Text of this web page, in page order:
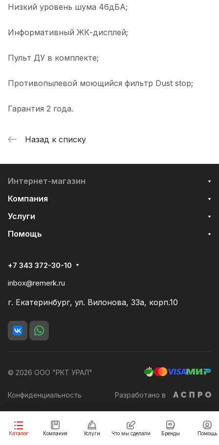
Заказать
Низкий уровень шума 46дБА;
Информативный ЖК-дисплей;
Пульт ДУ в комплекте;
Противопылевой моющийся фильтр Dust stop;
Гарантия 2 года.
Назад к списку
Каталог Компания Услуги Что мы сделали Бренды Помощь
Интернет-магазин
Компания
Услуги
Помощь
+7 343 372-30-10
inbox@remerk.ru
г. Екатеринбург, ул. Вилонова, 33а, корп.10
© 2026 ООО "РКТ УРАЛ"
Конфиденциальность Разработано в